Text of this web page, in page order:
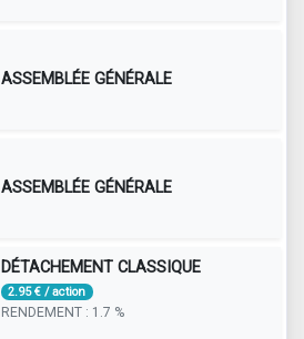
ASSEMBLÉE GÉNÉRALE
ASSEMBLÉE GÉNÉRALE
DÉTACHEMENT CLASSIQUE
2.95 € / action
RENDEMENT : 1.7 %